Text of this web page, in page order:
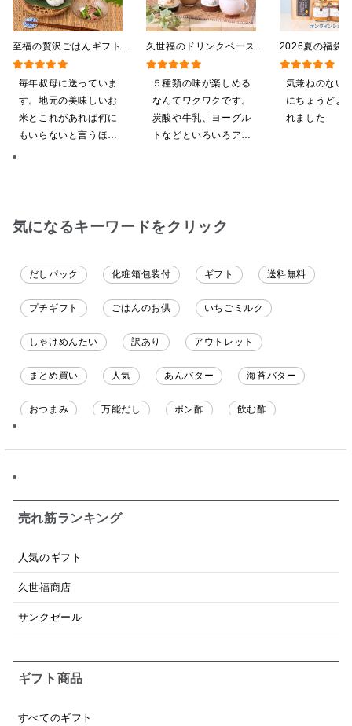
至福の贅沢ごはんギフト
【送料込/沖縄県送料別
途】【化粧箱包装付/オン
ライン限定】
毎年叔母に送っていま
す。地元の美味しいお
米とこれがあれば何に
もいらないと言うほど
2026夏の福袋
料】【オンライ
【ポイントキ
施中】【のし
グ・化粧箱詰
気兼ねのない
にちょうどよ
れました
久世福のドリンクベース
全5種飲み比べまとめ買
い 5本入（ドリンクベー
ス／希釈タイプ）
５種類の味が楽しめる
なんてワクワクです。
炭酸や牛乳、ヨーグル
トなどといろいろアレ
気になるキーワードをクリック
だしパック 化粧箱包装付 ギフト 送料無料
プチギフト ごはんのお供 いちごミルク
しゃけめんたい 訳あり アウトレット
まとめ買い 人気 あんバター 海苔バター
おつまみ 万能だし ポン酢 飲む酢
パスタソース 醤油
日本ワイン
あごだし
ドレッシング
売れ筋ランキング
人気のギフト
久世福商店
サンクゼール
ギフト商品
すべてのギフト